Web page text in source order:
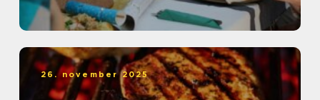
26. november 2025